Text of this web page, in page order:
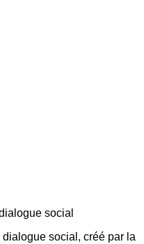
social, créé par la